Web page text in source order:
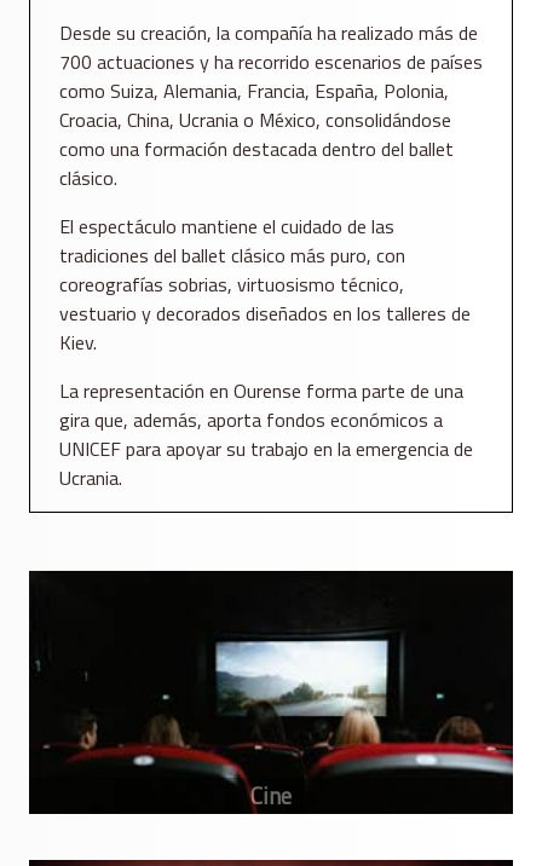
Desde su creación, la compañía ha realizado más de
700 actuaciones y ha recorrido escenarios de países
como Suiza, Alemania, Francia, España, Polonia,
Croacia, China, Ucrania o México, consolidándose
como una formación destacada dentro del ballet
clásico.
El espectáculo mantiene el cuidado de las
tradiciones del ballet clásico más puro, con
coreografías sobrias, virtuosismo técnico,
vestuario y decorados diseñados en los talleres de
Kiev.
La representación en Ourense forma parte de una
gira que, además, aporta fondos económicos a
UNICEF para apoyar su trabajo en la emergencia de
Ucrania.